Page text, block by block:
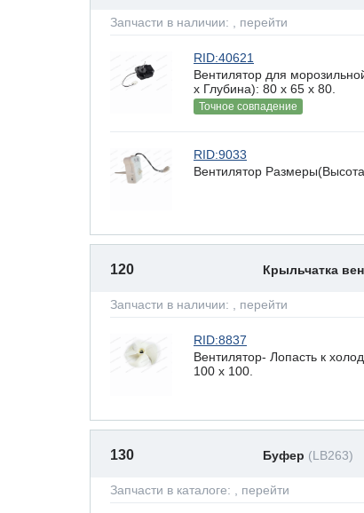
Запчасти в наличии: , перейти
RID:40621
Вентилятор для
х Глубина): 80 x 65 х 80.
Точное совпадение
RID:9033
Вентилятор
120 Крыльчатка
Запчасти в наличии: , перейти
RID:8837
Вентилятор- Лопасть к
100 х 100.
130 Буфер (LB263)
Запчасти в каталоге: , перейти